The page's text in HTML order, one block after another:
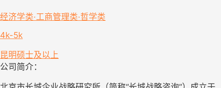
经济学类·工商管理类·哲学类
4k-5k
昆明硕士及以上
公司简介：